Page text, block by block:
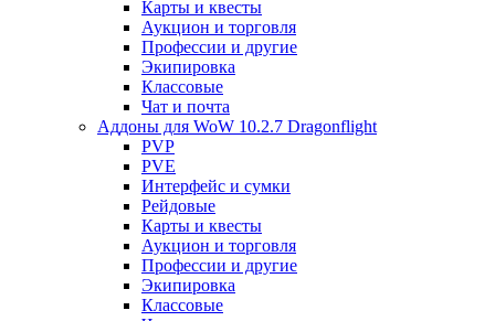
Карты и квесты
Аукцион и торговля
Профессии и другие
Экипировка
Классовые
Чат и почта
Аддоны для WoW 10.2.7 Dragonflight
PVP
PVE
Интерфейс и сумки
Рейдовые
Карты и квесты
Аукцион и торговля
Профессии и другие
Экипировка
Классовые